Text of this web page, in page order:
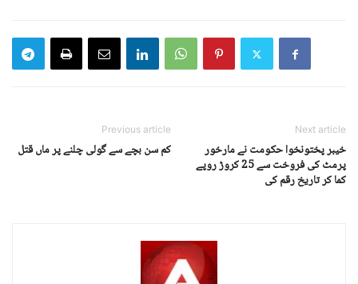
Previous article
کم سن بچے سے گولی چلنے پر ماں قتل
Next article
خیبر پختونخوا حکومت نے مارخور
پرمٹ کی فروخت سے 25 کروڑ روپے
کما کر تاریخ رقم کی